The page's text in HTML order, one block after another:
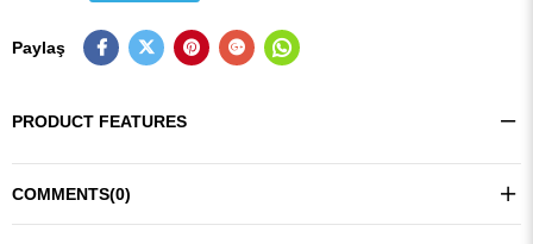
Paylaş
PRODUCT FEATURES
COMMENTS(0)